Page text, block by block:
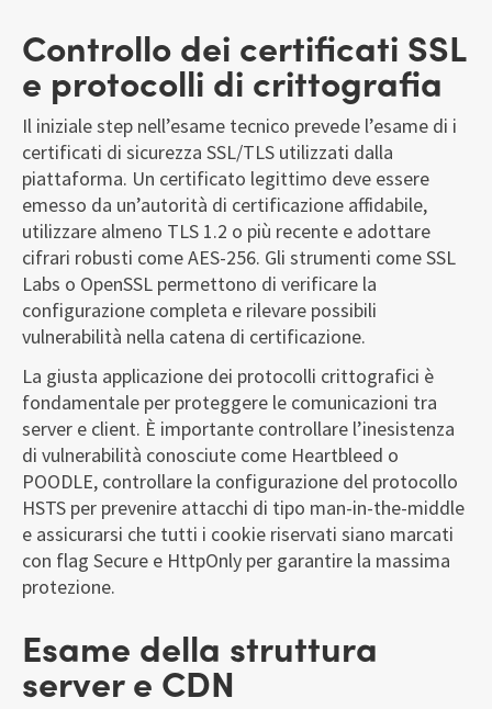
Controllo dei certificati SSL
e protocolli di crittografia
Il iniziale step nell’esame tecnico prevede l’esame di i
certificati di sicurezza SSL/TLS utilizzati dalla
piattaforma. Un certificato legittimo deve essere
emesso da un’autorità di certificazione affidabile,
utilizzare almeno TLS 1.2 o più recente e adottare
cifrari robusti come AES-256. Gli strumenti come SSL
Labs o OpenSSL permettono di verificare la
configurazione completa e rilevare possibili
vulnerabilità nella catena di certificazione.
La giusta applicazione dei protocolli crittografici è
fondamentale per proteggere le comunicazioni tra
server e client. È importante controllare l’inesistenza
di vulnerabilità conosciute come Heartbleed o
POODLE, controllare la configurazione del protocollo
HSTS per prevenire attacchi di tipo man-in-the-middle
e assicurarsi che tutti i cookie riservati siano marcati
con flag Secure e HttpOnly per garantire la massima
protezione.
Esame della struttura
server e CDN